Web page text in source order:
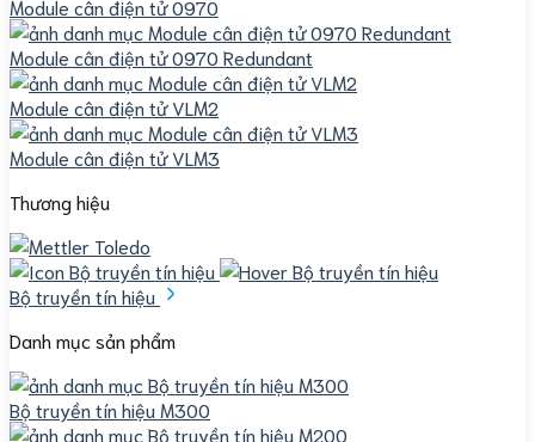
Module cân điện tử 0970
Module cân điện tử 0970 Redundant
Module cân điện tử VLM2
Module cân điện tử VLM3
Thương hiệu
Bộ truyền tín hiệu
Danh mục sản phẩm
Bộ truyền tín hiệu M300